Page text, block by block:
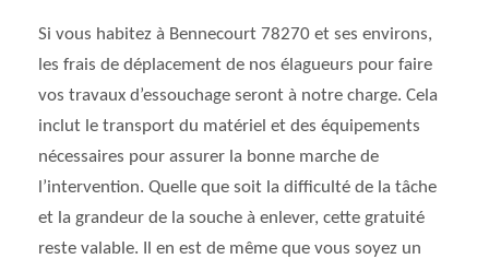
Si vous habitez à Bennecourt 78270 et ses environs,
les frais de déplacement de nos élagueurs pour faire
vos travaux d’essouchage seront à notre charge. Cela
inclut le transport du matériel et des équipements
nécessaires pour assurer la bonne marche de
l’intervention. Quelle que soit la difficulté de la tâche
et la grandeur de la souche à enlever, cette gratuité
reste valable. Il en est de même que vous soyez un